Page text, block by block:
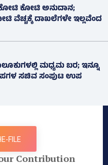
ಕೋಟಿ ಅನುದಾನ;
ದಾಖಲೆಗಳೇ ಇಲ್ಲವೆಂದ
ಮಧ್ಯಮ ಬರ; ಇನ್ನೂ
ಸಚಿವ ಸಂಪುಟ ಉಪ
FILE
Contribution